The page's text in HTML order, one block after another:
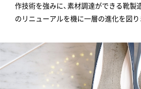
作技術を強みに、素材調達ができる靴製
のリニューアルを機に一層の進化を図り